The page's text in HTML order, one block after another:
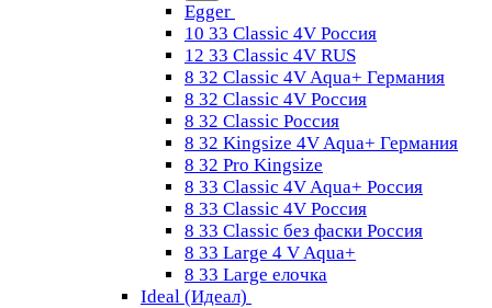
Egger
10 33 Classic 4V Россия
12 33 Classic 4V RUS
8 32 Classic 4V Aqua+ Германия
8 32 Classic 4V Россия
8 32 Classic Россия
8 32 Kingsize 4V Aqua+ Германия
8 32 Pro Kingsize
8 33 Classic 4V Aqua+ Россия
8 33 Classic 4V Россия
8 33 Classic без фаски Россия
8 33 Large 4 V Aqua+
8 33 Large елочка
Ideal (Идеал)